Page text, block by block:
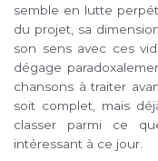
semble en lutte
du projet, sa
son sens avec ces
dégage
chansons à traiter
soit complet, mais
classer parmi ce
intéressant à ce jour.